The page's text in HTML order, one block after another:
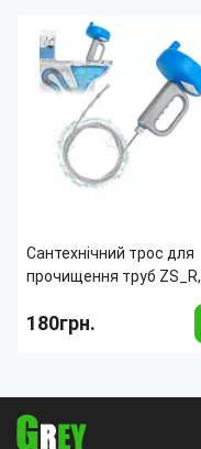
Сантехнічний трос для
прочищення труб ZS_R,
видалення засмічень у
180грн.